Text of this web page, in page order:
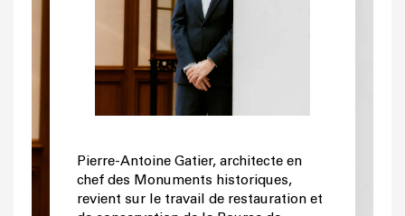
Pierre-Antoine Gatier, architecte en
chef des Monuments historiques,
revient sur le travail de restauration et